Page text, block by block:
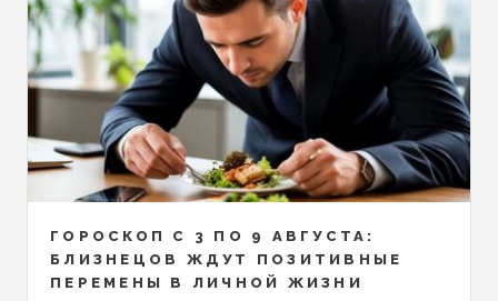
ГОРОСКОП С 3 ПО 9 АВГУСТА:
БЛИЗНЕЦОВ ЖДУТ ПОЗИТИВНЫЕ
ПЕРЕМЕНЫ В ЛИЧНОЙ ЖИЗНИ